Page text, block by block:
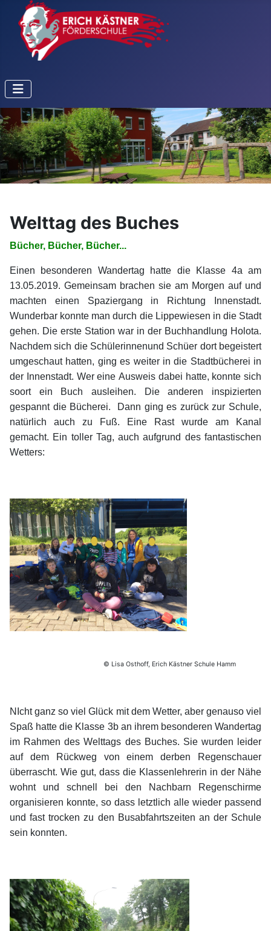
Welttag des Buches
Bücher, Bücher, Bücher...
Einen besonderen Wandertag hatte die Klasse 4a am
13.05.2019. Gemeinsam brachen sie am Morgen auf und
machten einen Spaziergang in Richtung Innenstadt.
Wunderbar konnte man durch die Lippewiesen in die Stadt
gehen. Die erste Station war in der Buchhandlung Holota.
Nachdem sich die Schülerinnenund Schüer dort begeistert
umgeschaut hatten, ging es weiter in die Stadtbücherei in
der Innenstadt. Wer eine Ausweis dabei hatte, konnte sich
soort ein Buch ausleihen. Die anderen inspizierten
gespannt die Bücherei. Dann ging es zurück zur Schule,
natürlich auch zu Fuß. Eine Rast wurde am Kanal
gemacht. Ein toller Tag, auch aufgrund des fantastischen
Wetters:
© Lisa Osthoff, Erich Kästner Schule Hamm
NIcht ganz so viel Glück mit dem Wetter, aber genauso viel
Spaß hatte die Klasse 3b an ihrem besonderen Wandertag
im Rahmen des Welttags des Buches. Sie wurden leider
auf dem Rückweg von einem derben Regenschauer
überrascht. Wie gut, dass die Klassenlehrerin in der Nähe
wohnt und schnell bei den Nachbarn Regenschirme
organisieren konnte, so dass letztlich alle wieder passend
und fast trocken zu den Busabfahrtszeiten an der Schule
sein konnten.